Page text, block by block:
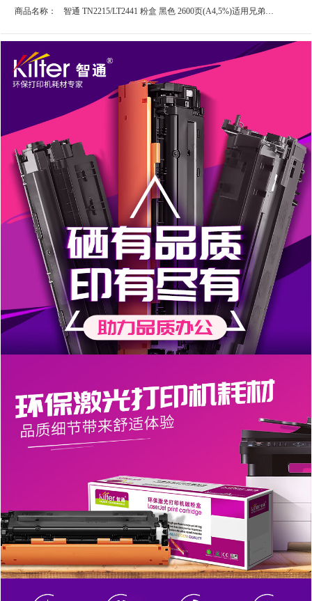
商品名称： 智通 TN2215/LT2441 粉盒 黑色 2600页(A4,5%)适用兄弟Brother HL-2240D HL-2250DN DCP-7060D MFC-7360